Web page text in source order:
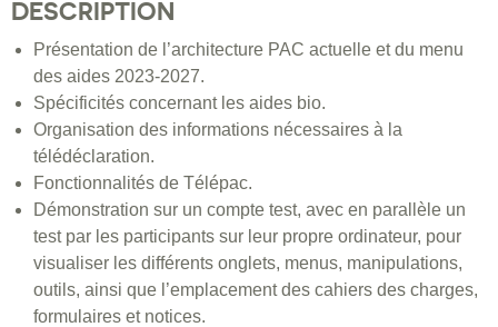
DESCRIPTION
Présentation de l’architecture PAC actuelle et du menu
des aides 2023-2027.
Spécificités concernant les aides bio.
Organisation des informations nécessaires à la
télédéclaration.
Fonctionnalités de Télépac.
Démonstration sur un compte test, avec en parallèle un
test par les participants sur leur propre ordinateur, pour
visualiser les différents onglets, menus, manipulations,
outils, ainsi que l’emplacement des cahiers des charges,
formulaires et notices.